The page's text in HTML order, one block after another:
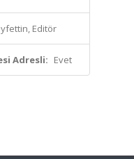
Editör
Adresli: Evet